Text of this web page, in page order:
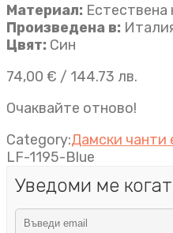
Материал: Естествена
Произведена в:
Цвят: Син
74,00 € / 144.73 лв.
Очаквайте отново!
Category:Дамски чанти
LF-1195-Blue
Уведоми ме